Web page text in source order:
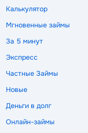
Калькулятор
Мгновенные займы
За 5 минут
Экспресс
Частные Займы
Новые
Деньги в долг
Онлайн-займы